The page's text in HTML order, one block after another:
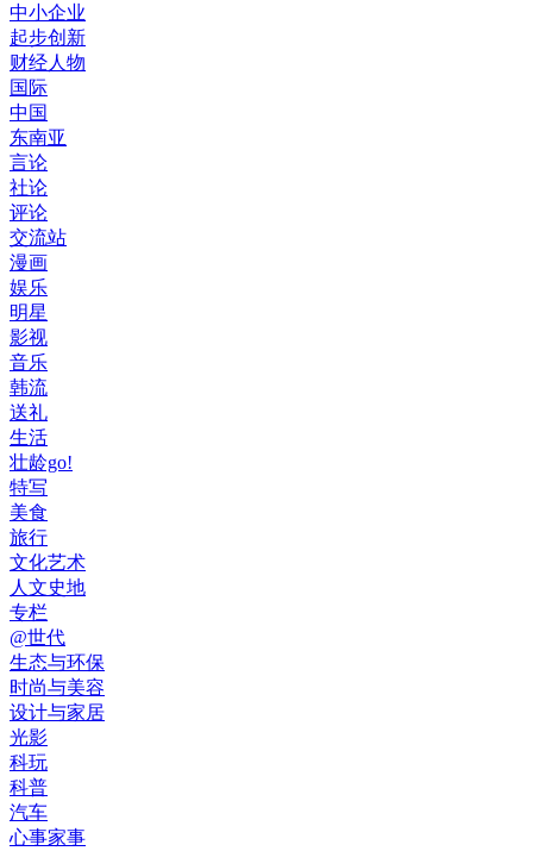
中小企业
起步创新
财经人物
国际
中国
东南亚
言论
社论
评论
交流站
漫画
娱乐
明星
影视
音乐
韩流
送礼
生活
壮龄go!
特写
美食
旅行
文化艺术
人文史地
专栏
@世代
生态与环保
时尚与美容
设计与家居
光影
科玩
科普
汽车
心事家事